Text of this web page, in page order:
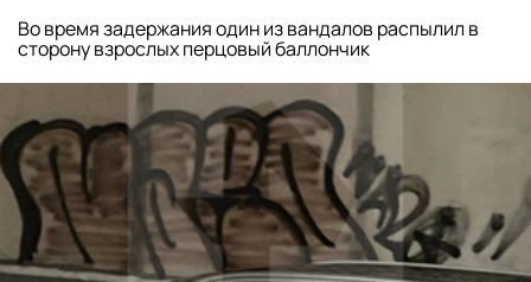
Во время задержания один из вандалов распылил в
сторону взрослых перцовый баллончик